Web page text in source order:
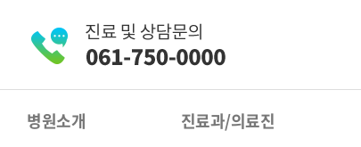
병원소개 진료과/의료진